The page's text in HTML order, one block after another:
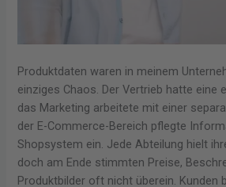
Produktdaten waren in meinem
einziges Chaos. Der Vertrieb hatte eine
das Marketing arbeitete mit einer
der E-Commerce-Bereich pflegte
Shopsystem ein. Jede Abteilung hielt
doch am Ende stimmten Preise,
Produktbilder oft nicht überein. Kunden